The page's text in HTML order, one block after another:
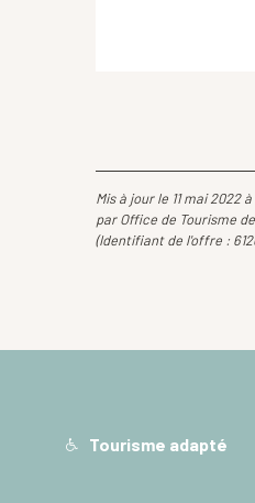
Mis à jour le 11 mai 2022 à
par Office de Tourisme
(Identifiant de l'offre :
Tourisme adapté